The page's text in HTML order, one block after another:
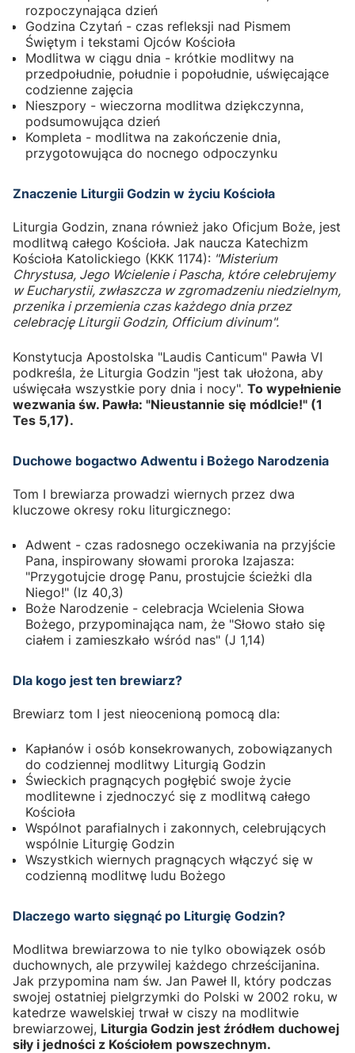
rozpoczynająca dzień
Godzina Czytań - czas refleksji nad Pismem
Świętym i tekstami Ojców Kościoła
Modlitwa w ciągu dnia - krótkie modlitwy na
przedpołudnie, południe i popołudnie, uświęcające
codzienne zajęcia
Nieszpory - wieczorna modlitwa dziękczynna,
podsumowująca dzień
Kompleta - modlitwa na zakończenie dnia,
przygotowująca do nocnego odpoczynku
Znaczenie Liturgii Godzin w życiu Kościoła
Liturgia Godzin, znana również jako Oficjum Boże, jest
modlitwą całego Kościoła. Jak naucza Katechizm
Kościoła Katolickiego (KKK 1174): "Misterium
Chrystusa, Jego Wcielenie i Pascha, które celebrujemy
w Eucharystii, zwłaszcza w zgromadzeniu niedzielnym,
przenika i przemienia czas każdego dnia przez
celebrację Liturgii Godzin, Officium divinum".
Konstytucja Apostolska "Laudis Canticum" Pawła VI
podkreśla, że Liturgia Godzin "jest tak ułożona, aby
uświęcała wszystkie pory dnia i nocy". To wypełnienie
wezwania św. Pawła: "Nieustannie się módlcie!" (1
Tes 5,17).
Duchowe bogactwo Adwentu i Bożego Narodzenia
Tom I brewiarza prowadzi wiernych przez dwa
kluczowe okresy roku liturgicznego:
Adwent - czas radosnego oczekiwania na przyjście
Pana, inspirowany słowami proroka Izajasza:
"Przygotujcie drogę Panu, prostujcie ścieżki dla
Niego!" (Iz 40,3)
Boże Narodzenie - celebracja Wcielenia Słowa
Bożego, przypominająca nam, że "Słowo stało się
ciałem i zamieszkało wśród nas" (J 1,14)
Dla kogo jest ten brewiarz?
Brewiarz tom I jest nieocenioną pomocą dla:
Kapłanów i osób konsekrowanych, zobowiązanych
do codziennej modlitwy Liturgią Godzin
Świeckich pragnących pogłębić swoje życie
modlitewne i zjednoczyć się z modlitwą całego
Kościoła
Wspólnot parafialnych i zakonnych, celebrujących
wspólnie Liturgię Godzin
Wszystkich wiernych pragnących włączyć się w
codzienną modlitwę ludu Bożego
Dlaczego warto sięgnąć po Liturgię Godzin?
Modlitwa brewiarzowa to nie tylko obowiązek osób
duchownych, ale przywilej każdego chrześcijanina.
Jak przypomina nam św. Jan Paweł II, który podczas
swojej ostatniej pielgrzymki do Polski w 2002 roku, w
katedrze wawelskiej trwał w ciszy na modlitwie
brewiarzowej, Liturgia Godzin jest źródłem duchowej
siły i jedności z Kościołem powszechnym.